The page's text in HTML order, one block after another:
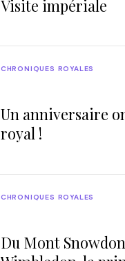
Visite impériale
Un anniversaire
royal !
CHRONIQUES ROYALES
Du Mont
CHRONIQUES ROYALES